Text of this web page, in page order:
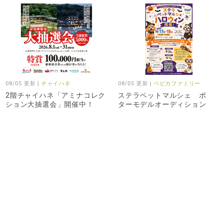
08/05 更新 | チャイハネ
2階チャイハネ「アミナコレク
ション大抽選会」開催中！
08/05 更新 | ペピカファミリー
ステラペットマルシェ
ターモデルオーディショ